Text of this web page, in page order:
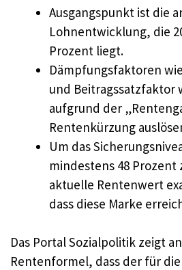
Ausgangspunkt ist die
Lohnentwicklung, die
Prozent liegt.
Dämpfungsfaktoren
und Beitragssatzfaktor
aufgrund der
Rentenkürzung
Um das
mindestens 48
aktuelle Rentenwert
dass diese Marke
Das Portal Sozialpolitik zeigt
Rentenformel, dass der für